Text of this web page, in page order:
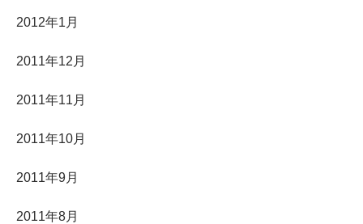
2012年1月
2011年12月
2011年11月
2011年10月
2011年9月
2011年8月